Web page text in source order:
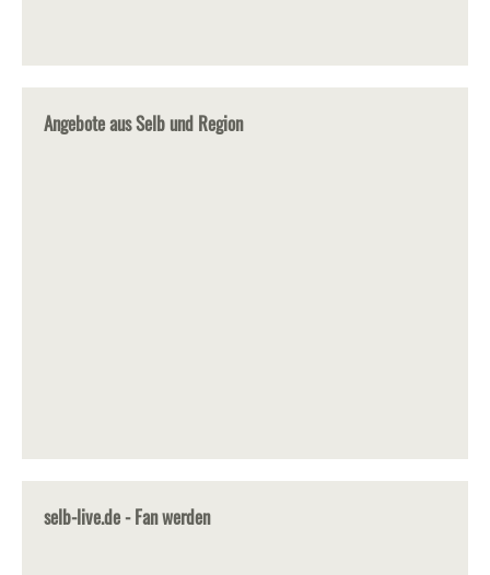
Angebote aus Selb und Region
selb-live.de - Fan werden